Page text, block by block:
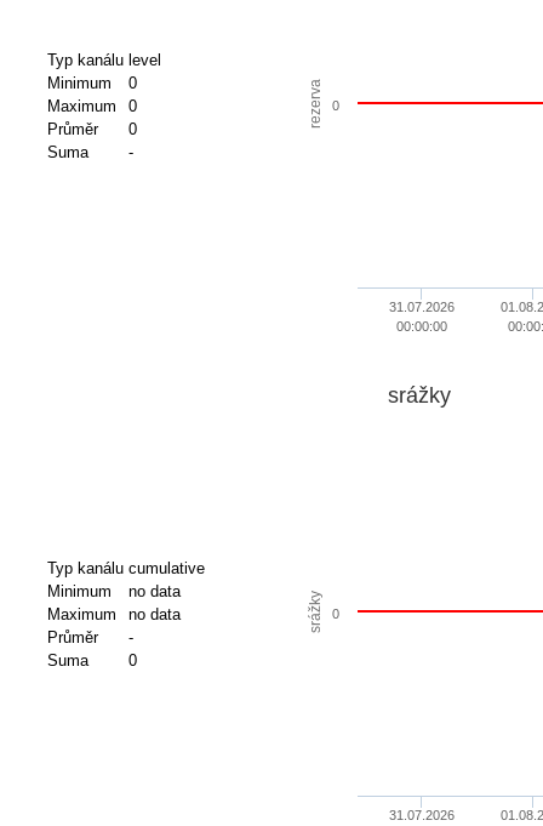
Typ kanálu level
Minimum
0
Maximum
0
Průměr
0
Suma
-
rezerva
31.07.2026
00:00:00
0
Typ kanálu cumulative
Minimum
no data
Maximum
no data
Průměr
-
Suma
0
srážky
srážky
31.07.2026
0